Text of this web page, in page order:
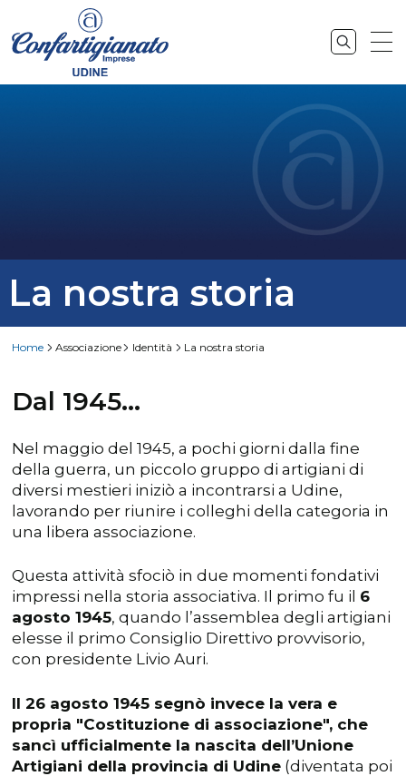
La nostra storia
Home Associazione Identità La nostra storia
Dal 1945...
Nel maggio del 1945, a pochi giorni dalla fine
della guerra, un piccolo gruppo di artigiani di
diversi mestieri iniziò a incontrarsi a Udine,
lavorando per riunire i colleghi della categoria in
una libera associazione.
Questa attività sfociò in due momenti fondativi
impressi nella storia associativa. Il primo fu il 6
agosto 1945, quando l’assemblea degli artigiani
elesse il primo Consiglio Direttivo provvisorio,
con presidente Livio Auri.
Il 26 agosto 1945 segnò invece la vera e
propria "Costituzione di associazione", che
sancì ufficialmente la nascita dell’Unione
Artigiani della provincia di Udine(diventata poi